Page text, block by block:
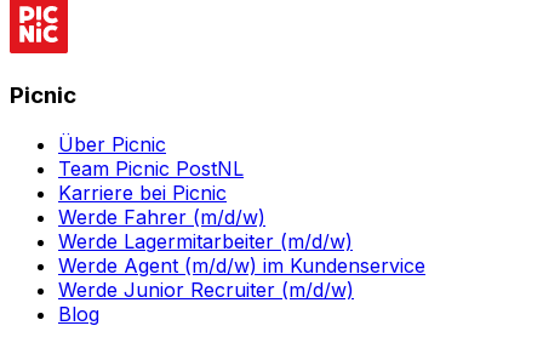
Picnic
Über Picnic
Team Picnic PostNL
Karriere bei Picnic
Werde Fahrer (m/d/w)
Werde Lagermitarbeiter (m/d/w)
Werde Agent (m/d/w) im Kundenservice
Werde Junior Recruiter (m/d/w)
Blog